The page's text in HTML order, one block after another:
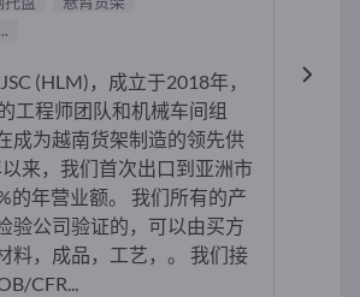
...
(HLM)，成立于2018年，
工程师团队和机械车间组
成为越南货架制造的领先供
来，我们首次出口到亚洲市
的年营业额。 我们所有的产
验公司验证的，可以由买方
料，成品，工艺，。 我们接
CFR...